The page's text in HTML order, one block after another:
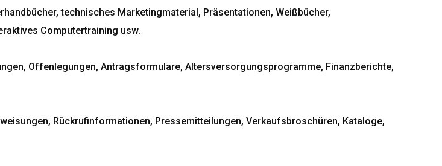
technisches Marketingmaterial, Präsentationen, Weißbücher,
Computertraining usw.
Offenlegungen, Antragsformulare, Altersversorgungsprogramme, Finanzberichte,
Rückrufinformationen, Pressemitteilungen, Verkaufsbroschüren, Kataloge,